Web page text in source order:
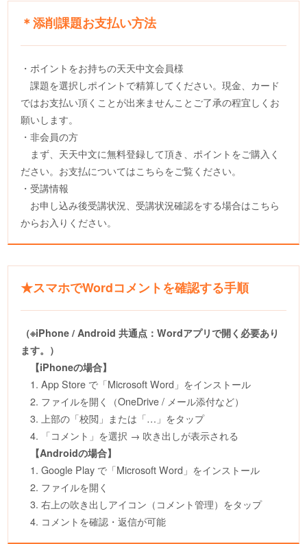
＊添削課題お支払い方法
・ポイントをお持ちの天天中文会員様
課題を選択しポイントで精算してください。現金、カード
ではお支払い頂くことが出来ませんことご了承の程宜しくお
願いします。
・非会員の方
まず、天天中文に無料登録して頂き、ポイントをご購入く
ださい。お支払についてはこちらをご覧ください。
・受講情報
お申し込み後受講状況、受講状況確認をする場合はこちら
からお入りください。
★スマホでWordコメントを確認する手順
（※iPhone / Android 共通点：Wordアプリで開く必要あり
ます。）
【iPhoneの場合】
1. App Store で「Microsoft Word」をインストール
2. ファイルを開く（OneDrive / メール添付など）
3. 上部の「校閲」または「…」をタップ
4. 「コメント」を選択 → 吹き出しが表示される
【Androidの場合】
1. Google Play で「Microsoft Word」をインストール
2. ファイルを開く
3. 右上の吹き出しアイコン（コメント管理）をタップ
4. コメントを確認・返信が可能